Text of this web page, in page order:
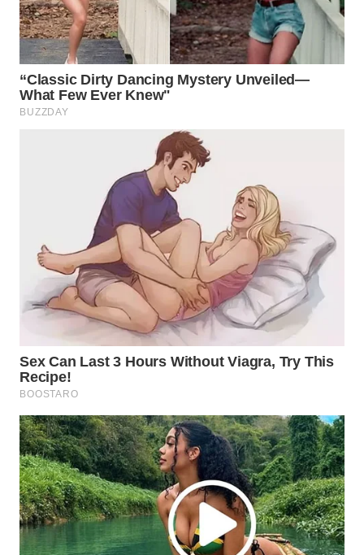
BINTAN
WN
MANDALIKA
WN
BORNEO
Wahana
Media
WAHANA
NEWS
WAHANA
TANI
WAHANA
ADVOKAT
WAHANA